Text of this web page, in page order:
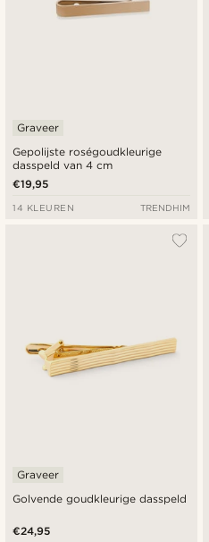
Gepolijste roségoudkleurige
dasspeld van 4 cm
Graveer
€19,95
14 KLEUREN TRENDHIM
Golvende goudkleurige dasspeld
Graveer
€24,95